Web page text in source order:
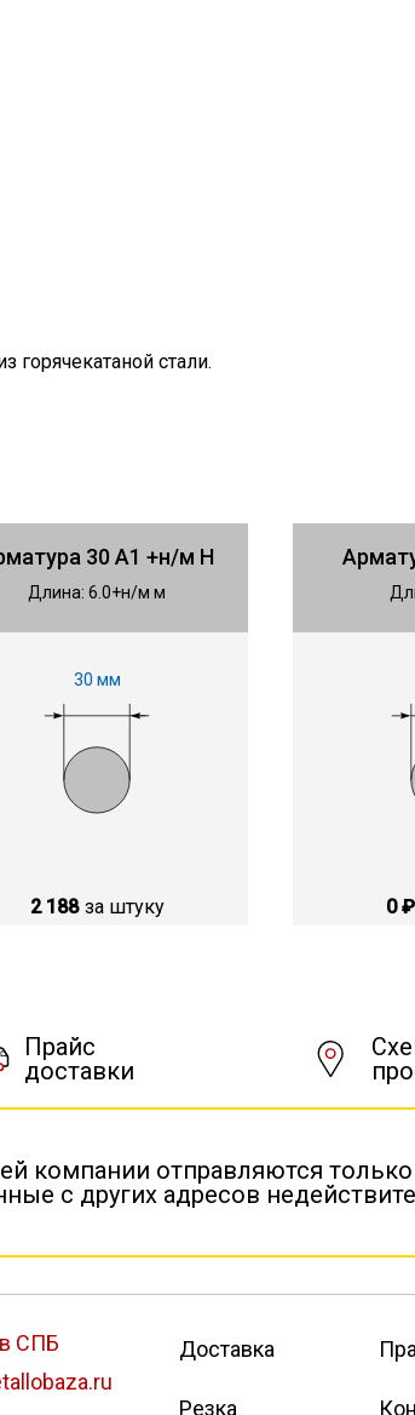
горячекатаной стали.
30 А1 +н/м Н
Длина: 6.0+н/м м
30 мм
2 188 за штуку 0 ₽
Прайс
доставки
компании отправляются только
с других адресов
СПБ
Доставка
Резка